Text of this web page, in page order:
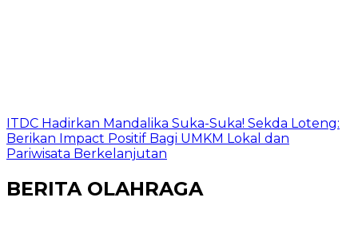
ITDC Hadirkan Mandalika Suka-Suka! Sekda Loteng:
Berikan Impact Positif Bagi UMKM Lokal dan
Pariwisata Berkelanjutan
BERITA OLAHRAGA